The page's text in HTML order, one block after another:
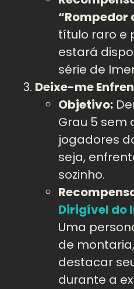
“Rompedor
título raro e
estará
série de
Deixe-me
Objetivo:
Grau 5 sem
jogadores
seja,
sozinho.
Dirigível do
Uma
de
destacar
durante a